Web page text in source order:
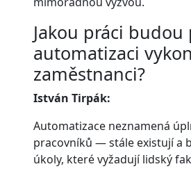
Jakou práci budou
automatizaci
zaměstnanci?
István Tirpák:
Automatizace neznamená
pracovníků — stále existují a
úkoly, které vyžadují lidský